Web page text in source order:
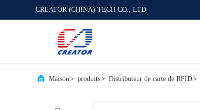
CREATOR (CHINA) TECH CO., LTD
Maison> produits> Distributeur de carte de RFID>